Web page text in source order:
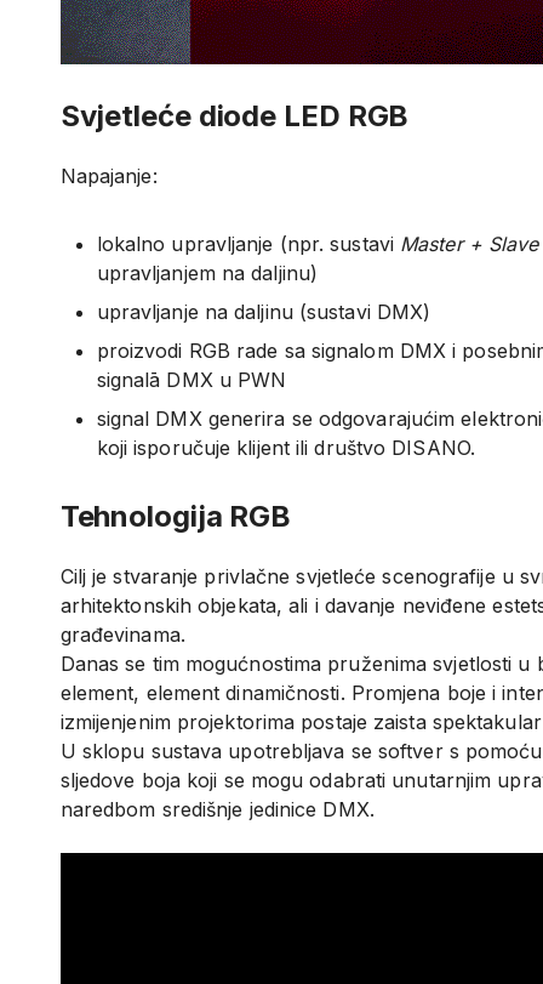
Svjetleće diode LED RGB
Napajanje:
lokalno upravljanje (npr. sustavi Master + Slave
upravljanjem na daljinu)
upravljanje na daljinu (sustavi DMX)
proizvodi RGB rade sa signalom DMX i
signalā DMX u PWN
signal DMX generira se odgovarajućim
koji isporučuje klijent ili društvo DISANO.
Tehnologija RGB
Cilj je stvaranje privlačne svjetleće scenografije u
arhitektonskih objekata, ali i davanje neviđene
građevinama.
Danas se tim mogućnostima pruženima svjetlosti u
element, element dinamičnosti. Promjena boje i
izmijenjenim projektorima postaje zaista
U sklopu sustava upotrebljava se softver s
sljedove boja koji se mogu odabrati unutarnjim
naredbom središnje jedinice DMX.